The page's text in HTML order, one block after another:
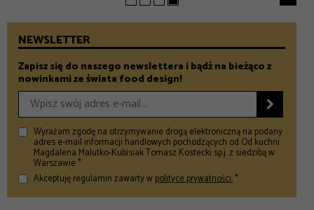
NEWSLETTER
Zapisz się do naszego newslettera i bądź na bieżąco z
nowinkami ze świata food design!

Wyrażam zgodę na otrzymywanie drogą elektroniczną na podany
adres e-mail informacji handlowych pochodzących od Od kuchni
Magdalena Malutko-Kubisiak Tomasz Kostecki sp.j. z siedzibą w
Warszawie *
Akceptuję regulamin zawarty wpolityce prywatności.*